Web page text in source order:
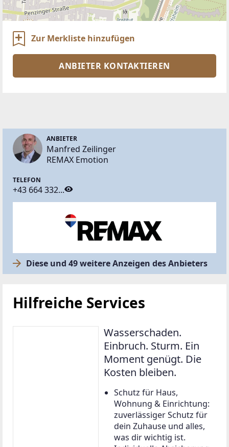
Zur Merkliste hinzufügen
ANBIETER KONTAKTIEREN
ANBIETER
Manfred Zeilinger
REMAX Emotion
TELEFON
+43 664 332...
Diese und 49 weitere Anzeigen des Anbieters
Hilfreiche Services
Wasserschaden.
Einbruch. Sturm. Ein
Moment genügt. Die
Kosten bleiben.
Schutz für Haus,
Wohnung & Einrichtung:
zuverlässiger Schutz für
dein Zuhause und alles,
was dir wichtig ist.